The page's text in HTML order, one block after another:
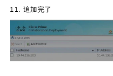
11. 追加完了